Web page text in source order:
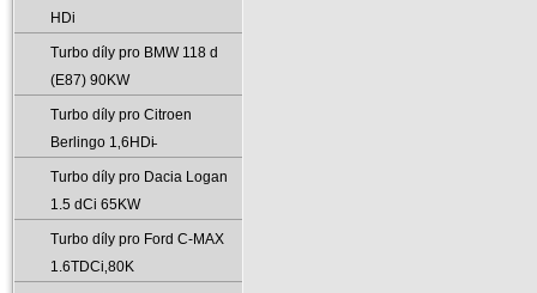
HDi
Turbo díly pro BMW 118 d
(E87) 90KW
Turbo díly pro Citroen
Berlingo 1‚6HDi̵
Turbo díly pro Dacia Logan
1.5 dCi 65KW
Turbo díly pro Ford C-MAX
1.6TDCi‚80K